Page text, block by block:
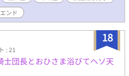
上に世話焼きな陽向との暮らしは
ばかりの自分に苛立ちながらも、誰
っていく悠真。 やがて彼の胸には、
――これは、悪霊に追われて生きてき
を覚えていく物語。 ムーンライトに
込み禁止※
ンド
18
: 21
団長とおひさま浴びてヘソ天